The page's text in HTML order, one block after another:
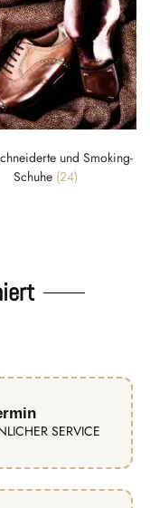
und Smoking-
Schuhe (24)
SERVICE